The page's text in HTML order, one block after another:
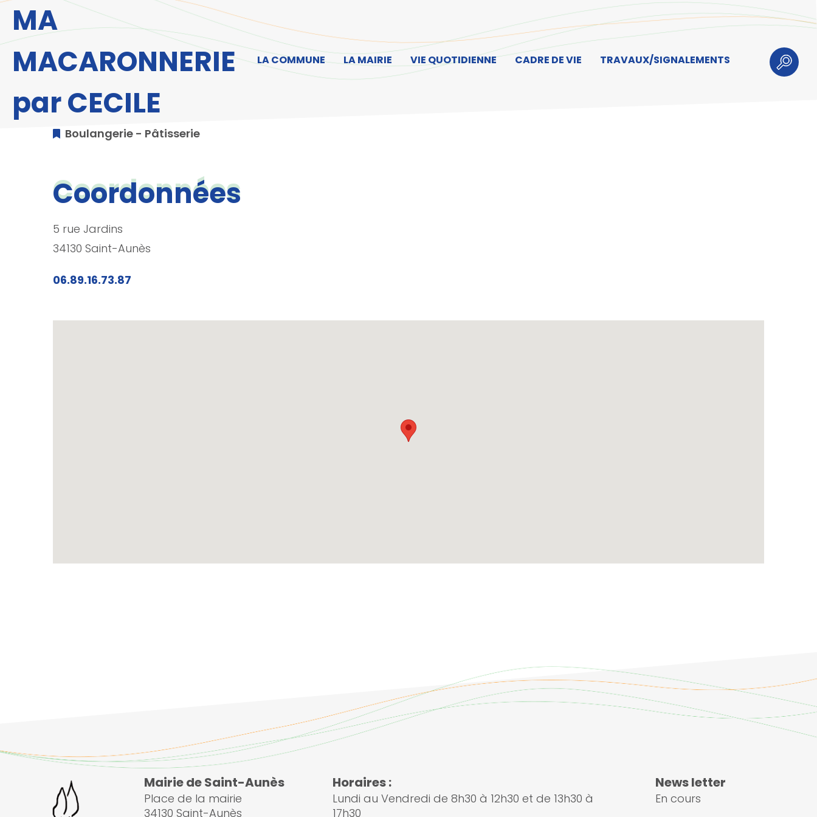
MA
MACARONNERIE
par CECILE
LA COMMUNE LA MAIRIE VIE QUOTIDIENNE CADRE DE VIE TRAVAUX/SIGNALEMENTS
Boulangerie - Pâtisserie
Coordonnées
5 rue Jardins
34130 Saint-Aunès
06.89.16.73.87
Mairie de Saint-Aunès
Place de la mairie
34130 Saint-Aunès
Horaires :
Lundi au Vendredi de 8h30 à 12h30 et de 13h30 à
17h30
News letter
En cours